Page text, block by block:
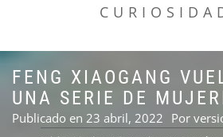
FENG XIAOGANG
UNA SERIE DE
Publicado en 23 abril, 2022 Por